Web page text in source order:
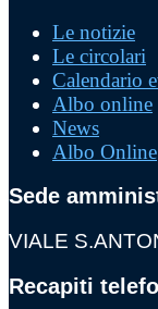
Le notizie
Le circolari
Calendario
Albo online
News
Albo Online
Sede
VIALE
Recapiti